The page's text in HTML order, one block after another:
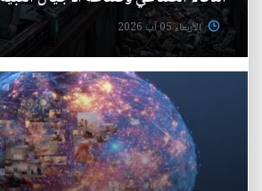
الأربعاء 05 آب 2026